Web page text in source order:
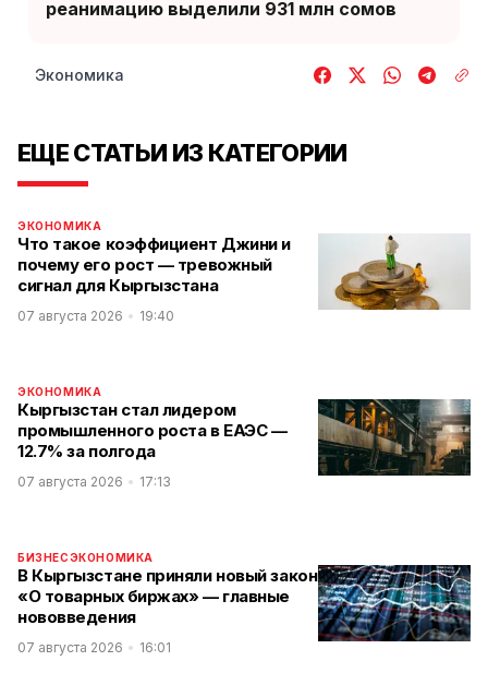
реанимацию выделили 931 млн сомов
Экономика
ЕЩЕ СТАТЬИ ИЗ КАТЕГОРИИ
ЭКОНОМИКА
Что такое коэффициент Джини и
почему его рост — тревожный
сигнал для Кыргызстана
07 августа 2026 19:40
ЭКОНОМИКА
Кыргызстан стал лидером
промышленного роста в ЕАЭС —
12.7% за полгода
07 августа 2026 17:13
БИЗНЕСЭКОНОМИКА
В Кыргызстане приняли новый закон
«О товарных биржах» — главные
нововведения
07 августа 2026 16:01